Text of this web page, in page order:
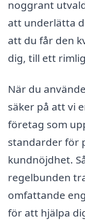
noggrant
att underlätta
att du får den
dig, till ett
När du
säker på att vi
företag som
standarder för
kundnöjdhet.
regelbunden
omfattande
för att hjälpa